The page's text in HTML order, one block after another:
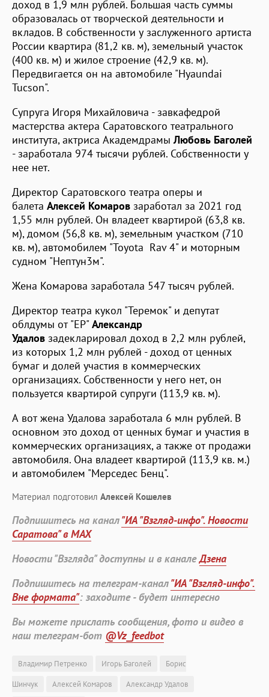
доход в 1,9 млн рублей. Большая часть суммы
образовалась от творческой деятельности и
вкладов. В собственности у заслуженного артиста
России квартира (81,2 кв. м), земельный участок
(400 кв. м) и жилое строение (42,9 кв. м).
Передвигается он на автомобиле "Hyaundai
Tucson".
Супруга Игоря Михайловича - завкафедрой
мастерства актера Саратовского театрального
института, актриса Академдрамы Любовь Баголей
- заработала 974 тысячи рублей. Собственности у
нее нет.
Директор Саратовского театра оперы и
балета Алексей Комаров заработал за 2021 год
1,55 млн рублей. Он владеет квартирой (63,8 кв.
м), домом (56,8 кв. м), земельным участком (710
кв. м), автомобилем "Toyota Rav 4" и моторным
судном "Нептун3м".
Жена Комарова заработала 547 тысяч рублей.
Директор театра кукол "Теремок" и депутат
облдумы от "ЕР" Александр
Удалов задекларировал доход в 2,2 млн рублей,
из которых 1,2 млн рублей - доход от ценных
бумаг и долей участия в коммерческих
организациях. Собственности у него нет, он
пользуется квартирой супруги (113,9 кв. м).
А вот жена Удалова заработала 6 млн рублей. В
основном это доход от ценных бумаг и участия в
коммерческих организациях, а также от продажи
автомобиля. Она владеет квартирой (113,9 кв. м.)
и автомобилем "Мерседес Бенц".
Материал подготовил Алексей Кошелев
Подпишитесь на канал"ИА "Взгляд-инфо". Новости
Саратова" в MAX
Новости "Взгляда" доступны и в каналеДзена
Подпишитесь на телеграм-канал"ИА "Взгляд-инфо".
Вне формата": заходите - будет интересно
Вы можете прислать сообщения, фото и видео в
наш телеграм-бот @Vz_feedbot
Владимир Петренко Игорь Баголей
Борис
Шинчук
Алексей Комаров Александр Удалов